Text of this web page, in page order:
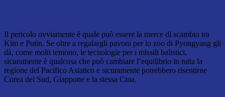
Il pericolo ovviamente è quale può essere la merce di scambio tra
Kim e Putin. Se oltre a regalargli pavoni per lo zoo di Pyongyang gli
dà, come molti temono, le tecnologie per i missili balistici,
sicuramente è qualcosa che può cambiare l’equilibrio in tutta la
regione del Pacifico Asiatico e sicuramente potrebbero risentirne
Corea del Sud, Giappone e la stessa Cina.